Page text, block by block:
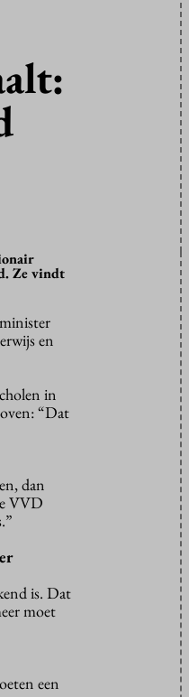
Ze vindt
en
in
“Dat
dan
VVD
is. Dat
moet
een